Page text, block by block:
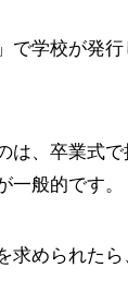
で学校が発
は、卒業式
般的です。
求められた